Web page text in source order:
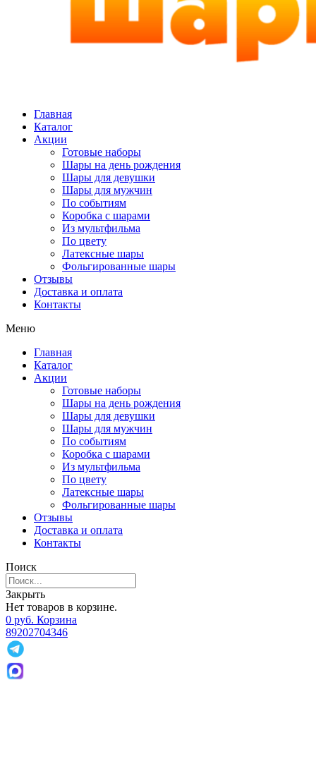
Главная
Каталог
Акции
Готовые наборы
Шары на день рождения
Шары для девушки
Шары для мужчин
По событиям
Коробка с шарами
Из мультфильма
По цвету
Латексные шары
Фольгированные шары
Отзывы
Доставка и оплата
Контакты
Меню
Главная
Каталог
Акции
Готовые наборы
Шары на день рождения
Шары для девушки
Шары для мужчин
По событиям
Коробка с шарами
Из мультфильма
По цвету
Латексные шары
Фольгированные шары
Отзывы
Доставка и оплата
Контакты
Поиск
Закрыть
Нет товаров в корзине.
0 руб. Корзина
89202704346